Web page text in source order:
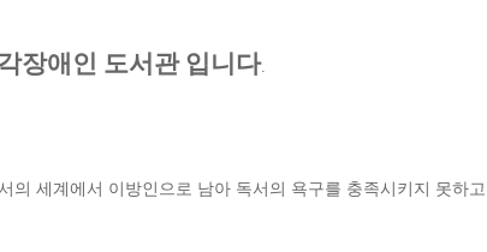
장애인 도서관 입니다.
의 세계에서 이방인으로 남아 독서의 욕구를 충족시키지 못하